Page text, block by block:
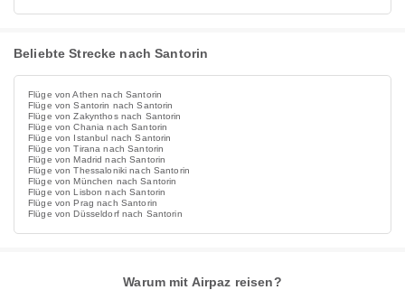
Beliebte Strecke nach Santorin
Flüge von Athen nach Santorin
Flüge von Santorin nach Santorin
Flüge von Zakynthos nach Santorin
Flüge von Chania nach Santorin
Flüge von Istanbul nach Santorin
Flüge von Tirana nach Santorin
Flüge von Madrid nach Santorin
Flüge von Thessaloniki nach Santorin
Flüge von München nach Santorin
Flüge von Lisbon nach Santorin
Flüge von Prag nach Santorin
Flüge von Düsseldorf nach Santorin
Warum mit Airpaz reisen?